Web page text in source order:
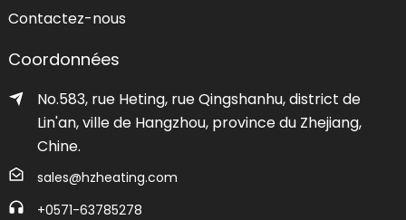
Contactez-nous
Coordonnées
No.583, rue Heting, rue Qingshanhu, district de
Lin'an, ville de Hangzhou, province du Zhejiang,
Chine.
sales@hzheating.com
+0571-63785278